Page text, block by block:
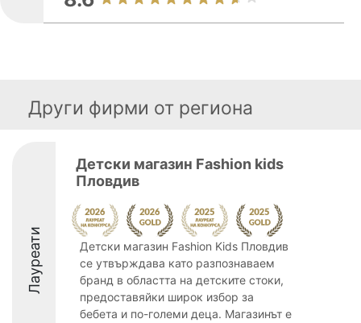
Други фирми от региона
Лауреати
Детски магазин Fashion kids
Пловдив
Детски магазин Fashion Kids Пловдив
се утвърждава като разпознаваем
бранд в областта на детските стоки,
предоставяйки широк избор за
бебета и по-големи деца. Магазинът е